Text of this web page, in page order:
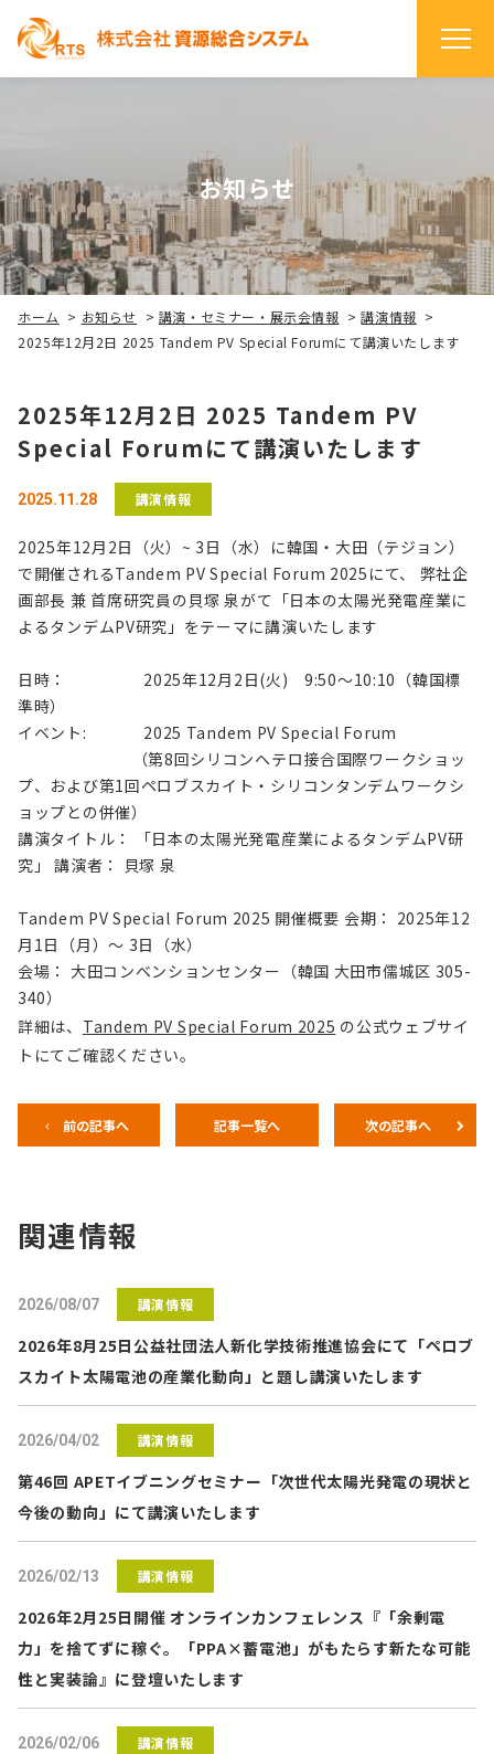
お知らせ
ホーム > お知らせ > 講演・セミナー・展示会情報 >講演情報 >
2025年12月2日 2025 Tandem PV Special Forumにて講演いたします
2025年12月2日 2025 Tandem PV
Special Forumにて講演いたします
2025.11.28 講演情報
2025年12月2日（火）~ 3日（水）に韓国・大田（テジョン）
で開催されるTandem PV Special Forum 2025にて、 弊社企
画部長 兼 首席研究員の貝塚 泉がて「日本の太陽光発電産業に
よるタンデムPV研究」をテーマに講演いたします
日時： 2025年12月2日(火) 9:50〜10:10（韓国標
準時）
イベント: 2025 Tandem PV Special Forum
（第8回シリコンヘテロ接合国際ワークショッ
プ、および第1回ペロブスカイト・シリコンタンデムワークシ
ョップとの併催）
講演タイトル： 「日本の太陽光発電産業によるタンデムPV研
究」 講演者： 貝塚 泉
Tandem PV Special Forum 2025 開催概要 会期： 2025年12
月1日（月）〜 3日（水）
会場： 大田コンベンションセンター（韓国 大田市儒城区 305-
340）
詳細は、 Tandem PV Special Forum 2025 の公式ウェブサイ
トにてご確認ください。
前の記事へ 記事一覧へ 次の記事へ
関連情報
2026/08/07 講演情報
2026年8月25日公益社団法人新化学技術推進協会にて「ペロブ
スカイト太陽電池の産業化動向」と題し講演いたします
2026/04/02 講演情報
第46回 APETイブニングセミナー「次世代太陽光発電の現状と
今後の動向」にて講演いたします
2026/02/13 講演情報
2026年2月25日開催 オンラインカンフェレンス『「余剰電
力」を捨てずに稼ぐ。「PPA×蓄電池」がもたらす新たな可能
性と実装論』に登壇いたします
2026/02/06 講演情報